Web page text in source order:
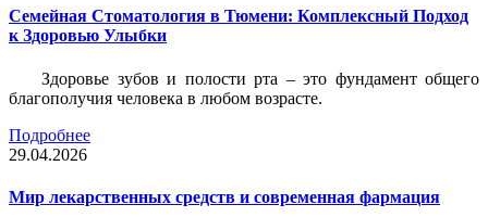
Семейная Стоматология в Тюмени: Комплексный Подход
к Здоровью Улыбки
Здоровье зубов и полости рта – это фундамент общего
благополучия человека в любом возрасте.
Подробнее
29.04.2026
Мир лекарственных средств и современная фармация